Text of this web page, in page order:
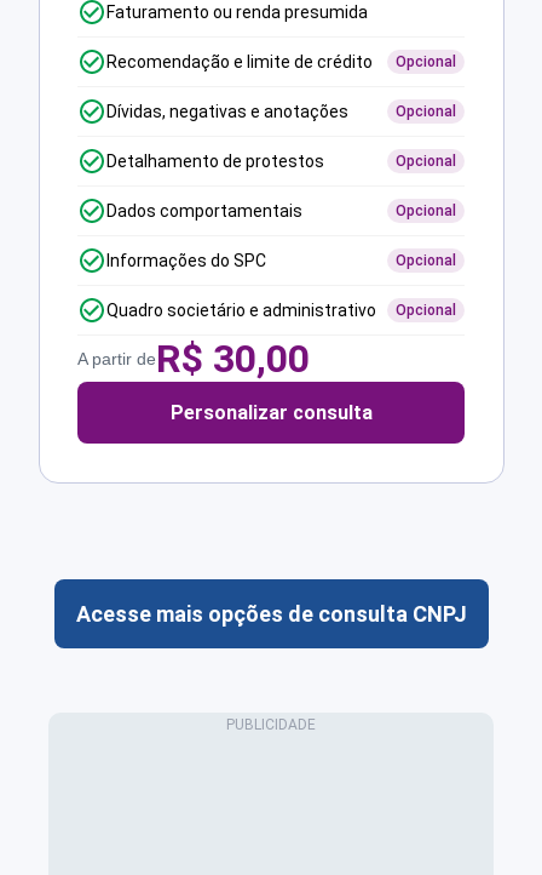
Faturamento ou renda presumida
Recomendação e limite de crédito Opcional
Dívidas, negativas e anotações Opcional
Detalhamento de protestos Opcional
Dados comportamentais Opcional
Informações do SPC Opcional
Quadro societário e administrativo Opcional
A partir deR$ 30,00
Personalizar consulta
Acesse mais opções de consulta CNPJ